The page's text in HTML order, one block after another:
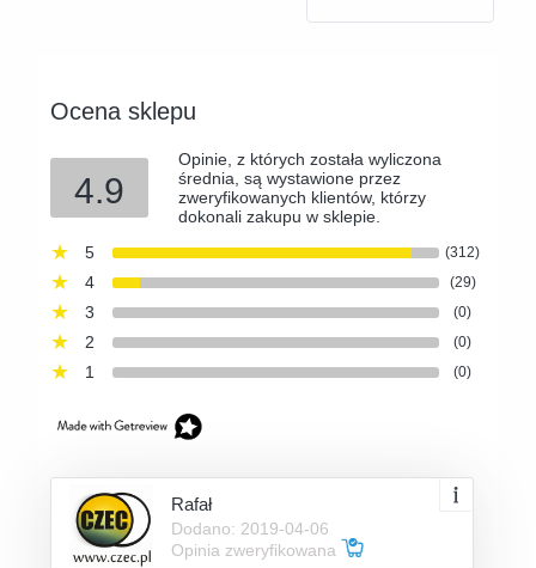
Ocena sklepu
4.9
Opinie, z których została wyliczona
średnia, są wystawione przez
zweryfikowanych klientów, którzy
dokonali zakupu w sklepie.
5
(312)
4 (29)
3 (0)
2 (0)
1 (0)
Rafał
Dodano: 2019-04-06
Opinia zweryfikowana